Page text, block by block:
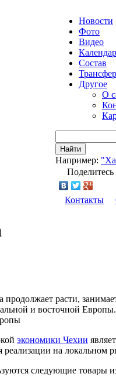
Новости
Фото
Видео
Состав
Другое
О
Найти
Например:
Поделитесь
Контакты
продолжает расти,
и восточной
экономики Чехии
на локальном
следующие товары